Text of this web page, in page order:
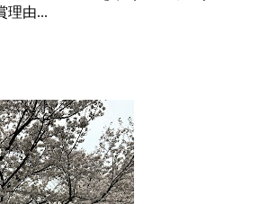
理由...